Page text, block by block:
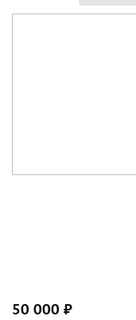
50 000 ₽